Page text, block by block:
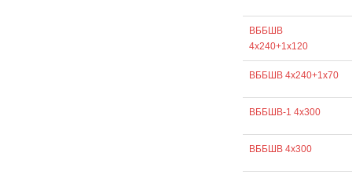
ВББШВ
4х240+1х120
ВББШВ 4х240+1х70
ВББШВ-1 4х300
ВББШВ 4х300